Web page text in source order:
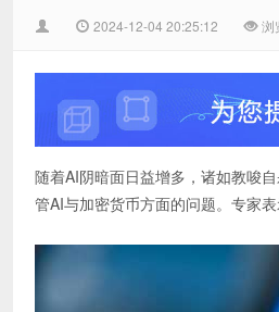
2024-12-04 20:25:12 浏
随着AI阴暗面日益增多，诸如教唆
管AI与加密货币方面的问题。专家